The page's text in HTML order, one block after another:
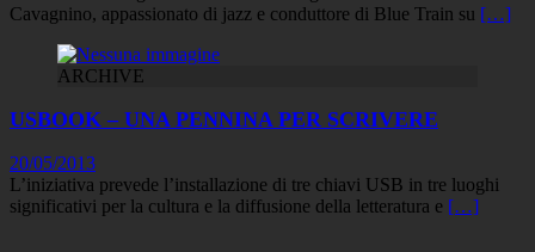
Cavagnino, appassionato di jazz e conduttore di Blue Train su […]
ARCHIVE
USBOOK – UNA PENNINA PER SCRIVERE
20/05/2013
L’iniziativa prevede l’installazione di tre chiavi USB in tre luoghi
significativi per la cultura e la diffusione della letteratura e […]